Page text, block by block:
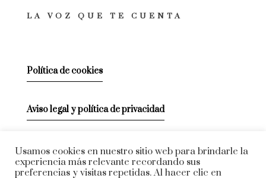
LA VOZ QUE TE CUENTA
Política de cookies
Aviso legal y política de privacidad
Usamos cookies en nuestro sitio web para brindarle la
experiencia más relevante recordando sus
preferencias y visitas repetidas. Al hacer clic en